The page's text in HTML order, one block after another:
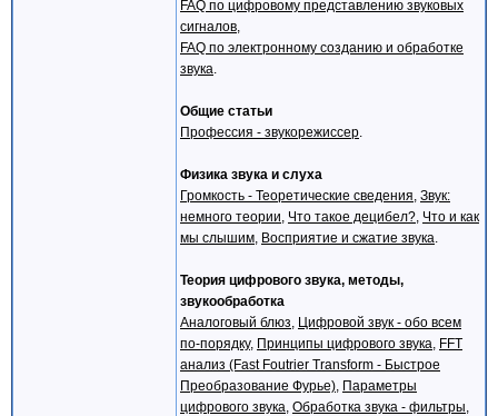
FAQ по цифровому представлению звуковых
сигналов
FAQ по электронному созданию и обработке
звука
Общие статьи
Профессия - звукорежиссер
Физика звука и слуха
Громкость - Теоретические сведения Звук:
немного теории Что такое децибел? Что и как
мы слышим Восприятие и сжатие звука
Теория цифрового звука, методы,
звукообработка
Аналоговый блюз Цифровой звук - обо всем
по-порядку, Принципы цифрового звука FFT
анализ (Fast Foutrier Transform - Быстрое
Преобразование Фурье) Параметры
цифрового звука Обработка звука - фильтры